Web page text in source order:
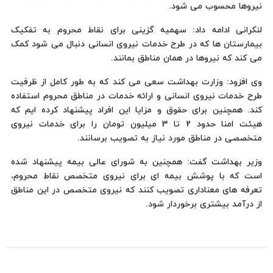
نیروها محسوب می شود.
لنکرانی ادامه داد: سهمیه گزینی برای نقاط محروم به تفکیک
بیمارستان ها که در طرح خدمات نیروی انسانی دنبال می شود کمک
می کند که نیروها در همان مناطق بمانند.
وی افزود: وزارت بهداشت سعی می کند که به طور کامل از ظرفیت
طرح خدمات نیروی انسانی و ارائه خدمات در مناطق محروم استفاده
کند. همچنین برای حقوق و مزایا این افراد پیشنهاد کرده ایم که
هیئت امنا حدود 2 تا 3 میلیون تومان را برای خدمات نیروی
متخصصی در مناطق مورد نیاز به تصویب برسانند.
وزیر بهداشت گفت: همچنین به شورای عالی بیمه پیشنهاد شده
است که با پوشش بیمه ای برای نیروی متخصص نقاط محروم،
تعرفه های معناداری تصویب کنند که نیروی متخصص در این مناطق
از درآمد بیشتری برخوردار شود.